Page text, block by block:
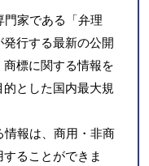
家である「弁理
行する最新の公開
標に関する情報を
とした国内最大規
情報は、商用・非商
ることができま